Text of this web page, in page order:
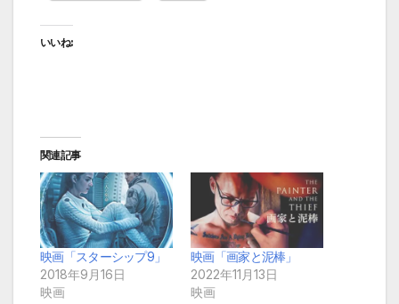
いいね:
関連記事
映画「スターシップ9」
2018年9月16日
映画
映画「画家と泥棒」
2022年11月13日
映画